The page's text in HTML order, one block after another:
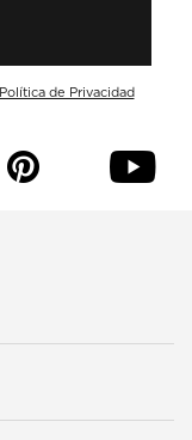
Política de Privacidad
p y